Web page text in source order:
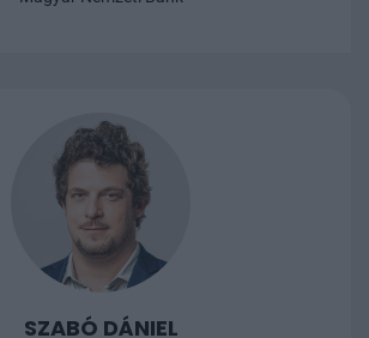
SZABÓ DÁNIEL
uniós ügyekért felelős elemző